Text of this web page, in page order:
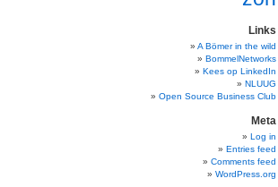
Links
A Bömer in the wild
BommelNetworks
Kees op LinkedIn
NLUUG
Open Source Business Club
Meta
Log in
Entries feed
Comments feed
WordPress.org